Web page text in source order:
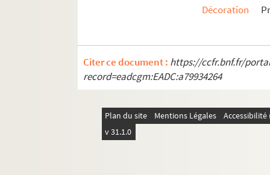
Décoration
Citer ce document : https://ccfr.bnf.fr/
record=eadcgm:EADC:a79934264
Plan du site Mentions Légales
v 31.1.0